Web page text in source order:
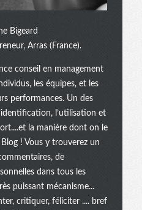
Bigeard
Arras (France).
conseil en management
les équipes, et les
performances. Un des
l’utilisation et
la manière dont on le
! Vous y trouverez un
de
dans tous les
puissant mécanisme...
critiquer, féliciter .... bref